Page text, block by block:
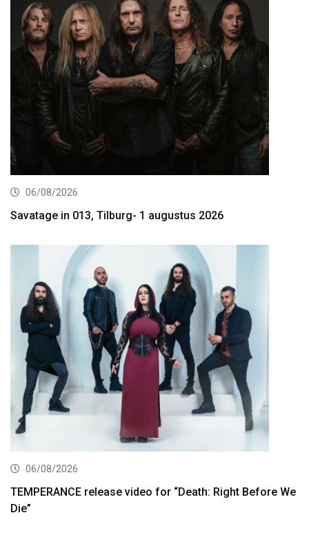
06/08/2026
Savatage in 013, Tilburg- 1 augustus 2026
06/08/2026
TEMPERANCE release video for “Death: Right Before We
Die”